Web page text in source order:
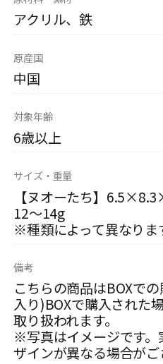
アクリル、鉄
原産国
中国
対象年齢
6歳以上
サイズ・重量
【ヌオーたち】
12～14g
※種類によって異なりま
備考
こちらの商品はBOXで
入り)BOXで購入された
取り扱われます。
※写真はイメージです。
ザインが異なる場合がご